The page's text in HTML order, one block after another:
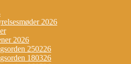
2026
2026
250226
180326